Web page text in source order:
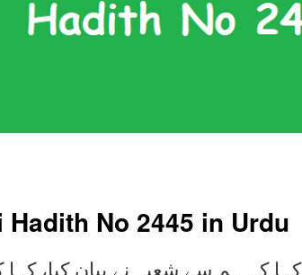
No 2445 in Urdu
کہا کہ ہم سے شعبہ نے بیان کیا،